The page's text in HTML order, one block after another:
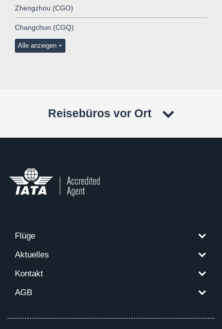
Zhengzhou (CGO)
Changchun (CGQ)
Alle anzeigen
Reisebüros vor Ort
Flüge
Aktuelles
Kontakt
AGB